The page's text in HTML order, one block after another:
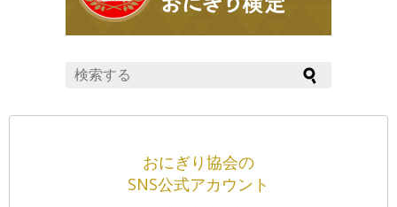
おにぎり協会の
SNS公式アカウント